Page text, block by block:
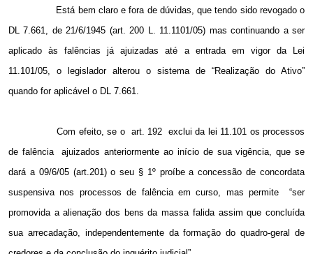
Está bem claro e fora de dúvidas, que tendo sido revogado o
DL 7.661, de 21/6/1945 (art.200 L. 11.1101/05) mas continuando a ser
aplicado às falências já ajuizadas até a entrada em vigor da Lei
11.101/05, o legislador alterou o sistema de “Realização do Ativo”
quando for aplicável o DL 7.661.
Com efeito, se o art. 192
exclui da lei 11.101 os processos
de falência
ajuizados anteriormente ao início de sua vigência, que se
dará a 09/6/05 (art.201) o seu § 1º proíbe a concessão de concordata
suspensiva nos processos de falência em curso, mas permite
“ser
promovida a alienação dos bens da massa falida assim que concluída
sua arrecadação, independentemente da formação do quadro-geral de